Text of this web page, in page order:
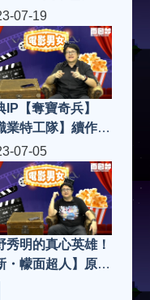
全球熱爆！|電影
S4(第14集)
07-19
IP【奪寶奇兵】
業特工隊】續作同
映，究竟邊套得？
吸引到新一代入
|電影男女 S4(第
)
07-05
秀明的真心英雄！
・幪面超人】原來
拍緊EVA！|電影